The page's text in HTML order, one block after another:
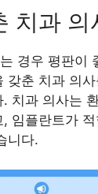
치과 의
경우 평판이
갖춘 치과 의
치과 의사는
임플란트가
니다.